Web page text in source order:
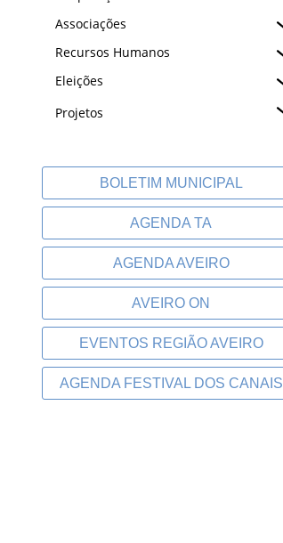
Associações
Recursos Humanos
Eleições
Projetos
BOLETIM MUNICIPAL
AGENDA TA
AGENDA AVEIRO
AVEIRO ON
EVENTOS REGIÃO AVEIRO
AGENDA FESTIVAL DOS CANAIS